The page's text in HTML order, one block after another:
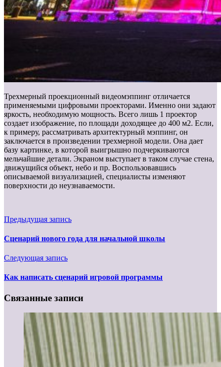
Трехмерный проекционный видеомэппинг отличается
применяемыми цифровыми проекторами. Именно они задают
яркость, необходимую мощность. Всего лишь 1 проектор
создает изображение, по площади доходящее до 400 м2. Если,
к примеру, рассматривать архитектурный мэппинг, он
заключается в произведении трехмерной модели. Она дает
базу картинке, в которой выигрышно подчеркиваются
мельчайшие детали. Экраном выступает в таком случае стена,
движущийся объект, небо и пр. Воспользовавшись
описываемой визуализацией, специалисты изменяют
поверхности до неузнаваемости.
Предыдущая запись
Сценарий нового года для начальной школы
Следующая запись
Как написать сценарий игровой программы
Связанные записи